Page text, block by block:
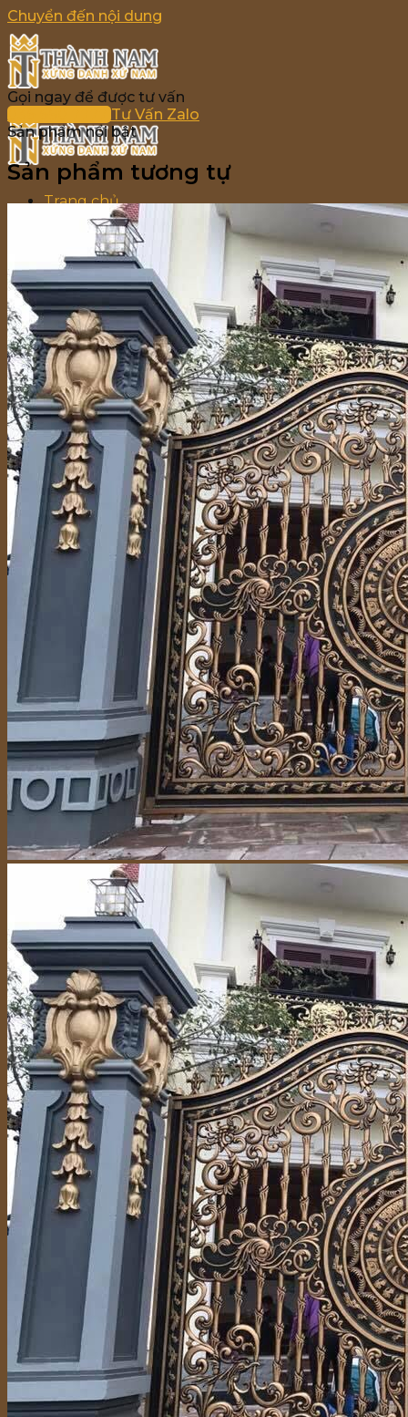
Chuyển đến nội dung
Trang chủ
Giới thiệu
Sản phẩm
Cổng Nhôm Đúc
Lan Can Nhôm Đúc
Cầu Thang Nhôm Đúc
Hàng Rào Nhôm Đúc
Ban Công Nhôm Đúc
Bông Gió Nhôm Đúc
Chông Gai Nhôm Đúc
Bảng giá
Tin tức
Liên hệ
Tìm kiếm:
Hỗ trợ tư vấn
036 690 7777
Gọi ngay để được tư vấn
036 690 7777
Tư Vấn Zalo
Sản phẩm nổi bật
Sản phẩm tương tự